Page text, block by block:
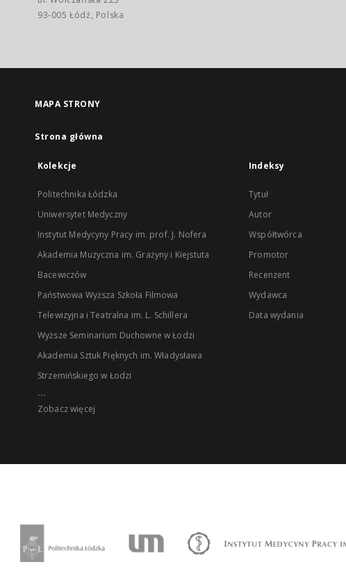
93-005 Łódź, Polska
MAPA STRONY
Strona główna
Kolekcje
Politechnika Łódzka
Uniwersytet Medyczny
Instytut Medycyny Pracy im. prof. J. Nofera
Akademia Muzyczna im. Grażyny i Kiejstuta
Bacewiczów
Państwowa Wyższa Szkoła Filmowa
Telewizyjna i Teatralna im. L. Schillera
Wyższe Seminarium Duchowne w Łodzi
Akademia Sztuk Pięknych im. Władysława
Strzemińskiego w Łodzi
...
Zobacz więcej
Indeksy
Tytuł
Autor
Współtwórca
Promotor
Recenzent
Wydawca
Data wydania